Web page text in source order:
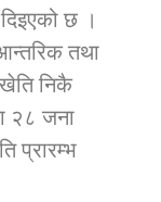
छ ।
तथा
खेति निकै
२८ जना
प्रारम्भ